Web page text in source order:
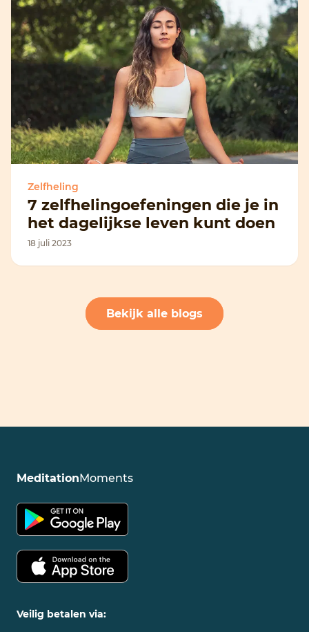
Zelfheling
7 zelfhelingoefeningen die je in
het dagelijkse leven kunt doen
18 juli 2023
Bekijk alle blogs
Meditation Moments
Veilig betalen via: